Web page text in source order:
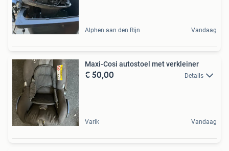
Alphen aan den Rijn Vandaag
Maxi-Cosi autostoel met verkleiner
€ 50,00 Details
Varik Vandaag